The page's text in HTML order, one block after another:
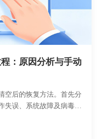
：原因分析与手动
空后的恢复方法。首先分
误、系统故障及病毒攻
册表修改与文件拷贝步
。同时推荐了专业数据恢